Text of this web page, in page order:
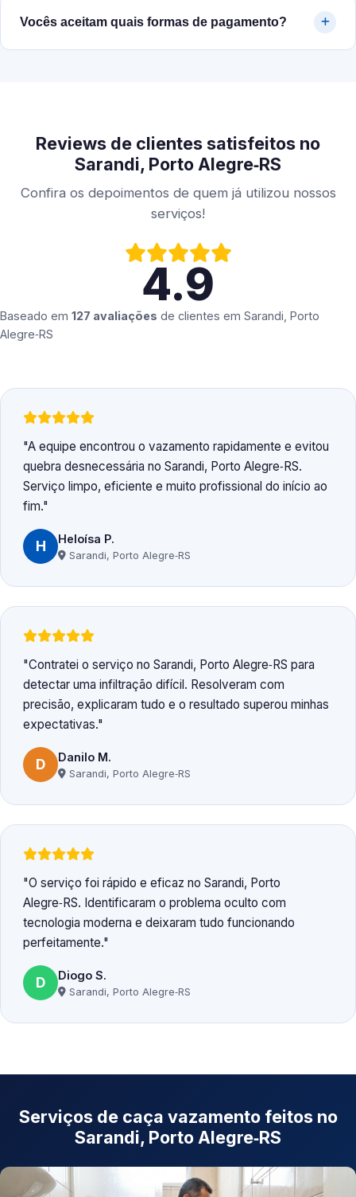
Vocês aceitam quais formas de pagamento?
Reviews de clientes satisfeitos no
Sarandi, Porto Alegre‑RS
Confira os depoimentos de quem já utilizou nossos
serviços!
4.9
Baseado em 127 avaliações de clientes em Sarandi, Porto
Alegre‑RS
A equipe encontrou o vazamento rapidamente e evitou
quebra desnecessária no Sarandi, Porto Alegre‑RS.
Serviço limpo, eficiente e muito profissional do início ao
fim.
H Heloísa P.
Sarandi, Porto Alegre‑RS
Contratei o serviço no Sarandi, Porto Alegre‑RS para
detectar uma infiltração difícil. Resolveram com
precisão, explicaram tudo e o resultado superou minhas
expectativas.
D Danilo M.
Sarandi, Porto Alegre‑RS
O serviço foi rápido e eficaz no Sarandi, Porto
Alegre‑RS. Identificaram o problema oculto com
tecnologia moderna e deixaram tudo funcionando
perfeitamente.
D Diogo S.
Sarandi, Porto Alegre‑RS
Serviços de caça vazamento feitos no
Sarandi, Porto Alegre‑RS